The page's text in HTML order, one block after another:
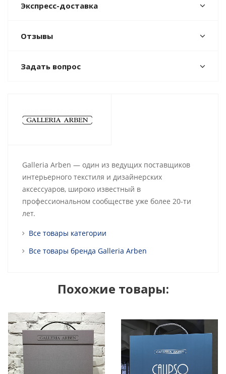
Экспресс-доставка
Отзывы
Задать вопрос
Galleria Arben — один из ведущих поставщиков
интерьерного текстиля и дизайнерских
аксессуаров, широко известный в
профессиональном сообществе уже более 20-ти
лет.
Все товары категории
Все товары бренда Galleria Arben
Похожие товары: